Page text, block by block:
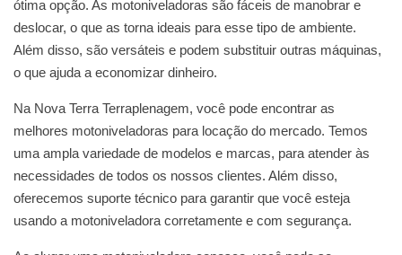
ótima opção. As motoniveladoras são fáceis de manobrar e
deslocar, o que as torna ideais para esse tipo de ambiente.
Além disso, são versáteis e podem substituir outras máquinas,
o que ajuda a economizar dinheiro.
Na Nova Terra Terraplenagem, você pode encontrar as
melhores motoniveladoras para locação do mercado. Temos
uma ampla variedade de modelos e marcas, para atender às
necessidades de todos os nossos clientes. Além disso,
oferecemos suporte técnico para garantir que você esteja
usando a motoniveladora corretamente e com segurança.